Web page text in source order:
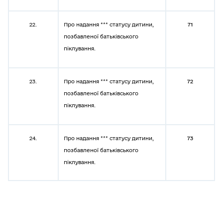
22.
Про надання *** статусу дитини,
позбавленої батьківського
піклування.
71
23.
Про надання *** статусу дитини,
позбавленої батьківського
піклування.
72
24.
Про надання *** статусу дитини,
позбавленої батьківського
піклування.
73